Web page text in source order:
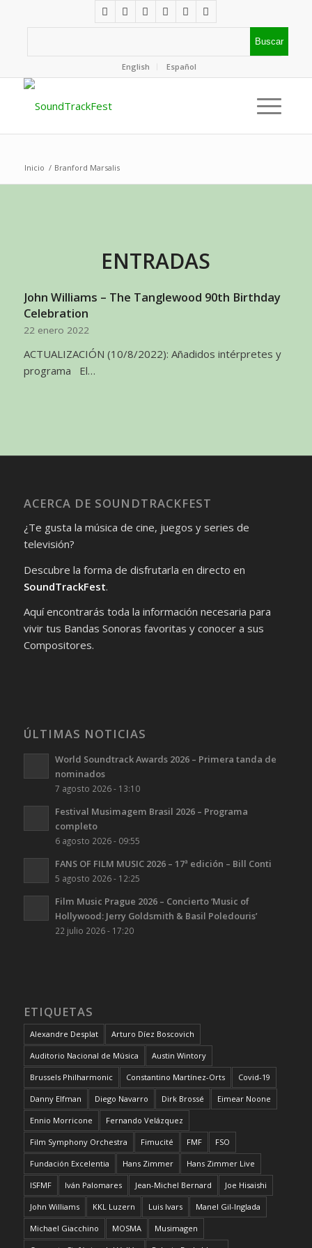
English Español
Inicio / Branford Marsalis
ENTRADAS
John Williams – The Tanglewood 90th Birthday
Celebration
22 enero 2022
ACTUALIZACIÓN (10/8/2022): Añadidos intérpretes y
programa El…
ACERCA DE SOUNDTRACKFEST
¿Te gusta la música de cine, juegos y series de
televisión?
Descubre la forma de disfrutarla en directo en
SoundTrackFest.
Aquí encontrarás toda la información necesaria para
vivir tus Bandas Sonoras favoritas y conocer a sus
Compositores.
ÚLTIMAS NOTICIAS
World Soundtrack Awards 2026 – Primera tanda de
nominados
7 agosto 2026 - 13:10
Festival Musimagem Brasil 2026 – Programa
completo
6 agosto 2026 - 09:55
FANS OF FILM MUSIC 2026 – 17ª edición – Bill Conti
5 agosto 2026 - 12:25
Film Music Prague 2026 – Concierto ‘Music of
Hollywood: Jerry Goldsmith & Basil Poledouris’
22 julio 2026 - 17:20
ETIQUETAS
Alexandre Desplat Arturo Díez Boscovich
Auditorio Nacional de Música Austin Wintory
Brussels Philharmonic Constantino Martínez-Orts Covid-19
Danny Elfman Diego Navarro Dirk Brossé Eimear Noone
Ennio Morricone Fernando Velázquez
Film Symphony Orchestra Fimucité FMF FSO
Fundación Excelentia Hans Zimmer Hans Zimmer Live
ISFMF Iván Palomares Jean-Michel Bernard Joe Hisaishi
John Williams KKL Luzern Luis Ivars Manel Gil-Inglada
Michael Giacchino MOSMA Musimagen